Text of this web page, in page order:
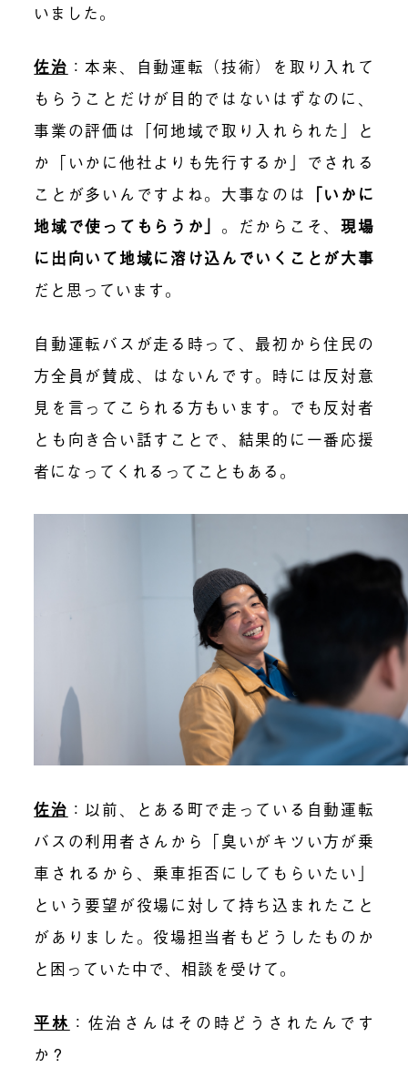
いました。
佐治 ：本来、自動運転（技術）を取り入れて
もらうことだけが目的ではないはずなのに、
事業の評価は「何地域で取り入れられた」と
か「いかに他社よりも先行するか」でされる
ことが多いんですよね。大事なのは 「いかに
地域で使ってもらうか」 。だからこそ、 現場
に出向いて地域に溶け込んでいくことが大事
だと思っています。
自動運転バスが走る時って、最初から住民の
方全員が賛成、はないんです。時には反対意
見を言ってこられる方もいます。でも反対者
とも向き合い話すことで、結果的に一番応援
者になってくれるってこともある。
佐治 ：以前、とある町で走っている自動運転
バスの利用者さんから「臭いがキツい方が乗
車されるから、乗車拒否にしてもらいたい」
という要望が役場に対して持ち込まれたこと
がありました。役場担当者もどうしたものか
と困っていた中で、相談を受けて。
平林 ：佐治さんはその時どうされたんです
か？